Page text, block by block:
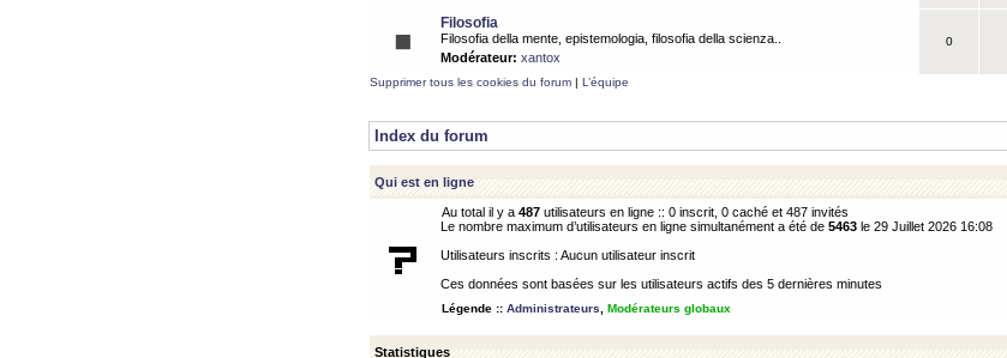
Filosofia
Filosofia della mente, epistemologia, filosofia della scienza..
Modérateur: xantox
0
Supprimer tous les cookies du forum | L’équipe
Index du forum
Qui est en ligne
Au total il y a 487 utilisateurs en ligne :: 0 inscrit, 0 caché et 487 invités
Le nombre maximum d’utilisateurs en ligne simultanément a été de 5463 le 29 Juillet 2026 16:08
Utilisateurs inscrits : Aucun utilisateur inscrit
Ces données sont basées sur les utilisateurs actifs des 5 dernières minutes
Légende :: Administrateurs Modérateurs globaux
Statistiques